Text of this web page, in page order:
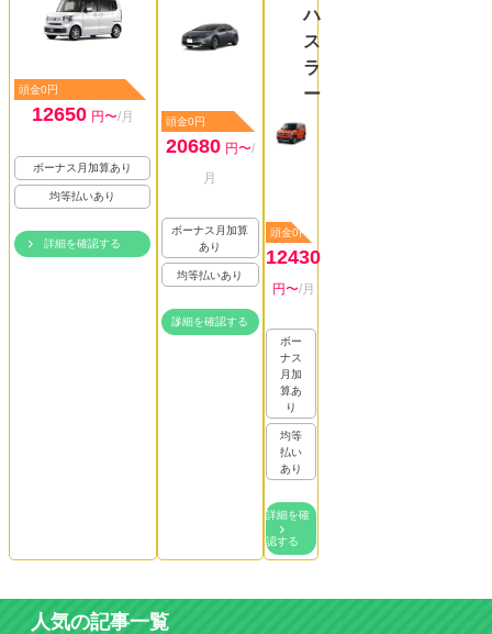
頭金0円
12650 円〜/月
ボーナス月加算あり
均等払いあり
詳細を確認する
頭金0円
20680 円〜/
月
ボーナス月加算
あり
均等払いあり
詳細を確認する
ハ
ス
ラ
ー
頭金0円
12430
円〜/月
ボー
ナス
月加
算あ
り
均等
払い
あり
詳細を確
認する
人気の記事一覧